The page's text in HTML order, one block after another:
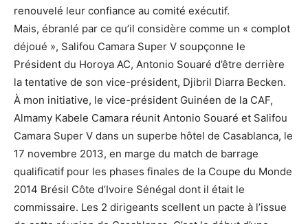
renouvelé leur confiance au comité exécutif.
Mais, ébranlé par ce qu’il considère comme un « complot
déjoué », Salifou Camara Super V soupçonne le
Président du Horoya AC, Antonio Souaré d’être derrière
la tentative de son vice-président, Djibril Diarra Becken.
À mon initiative, le vice-président Guinéen de la CAF,
Almamy Kabele Camara réunit Antonio Souaré et Salifou
Camara Super V dans un superbe hôtel de Casablanca, le
17 novembre 2013, en marge du match de barrage
qualificatif pour les phases finales de la Coupe du Monde
2014 Brésil Côte d’Ivoire Sénégal dont il était le
commissaire. Les 2 dirigeants scellent un pacte à l’issue